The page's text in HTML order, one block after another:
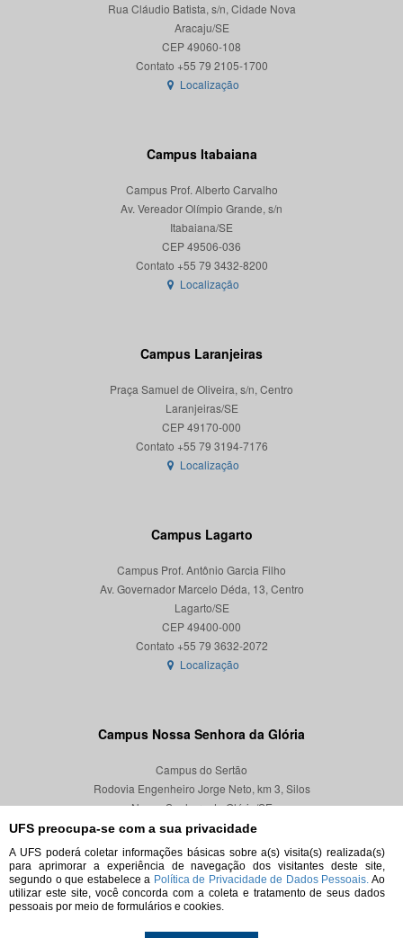
UFS preocupa-se com a sua privacidade
A UFS poderá coletar informações básicas sobre a(s) visita(s) realizada(s)
para aprimorar a experiência de navegação dos visitantes deste site,
segundo o que estabelece a Política de Privacidade de Dados Pessoais. Ao
utilizar este site, você concorda com a coleta e tratamento de seus dados
pessoais por meio de formulários e cookies.
Rua Cláudio Batista, s/n, Cidade Nova
Aracaju/SE
CEP 49060-108
Localização
Campus Itabaiana
Campus Prof. Alberto Carvalho
Av. Vereador Olímpio Grande, s/n
Itabaiana/SE
CEP 49506-036
Localização
Campus Laranjeiras
Praça Samuel de Oliveira, s/n, Centro
Laranjeiras/SE
CEP 49170-000
Localização
Campus Lagarto
Campus Prof. Antônio Garcia Filho
Av. Governador Marcelo Déda, 13, Centro
Lagarto/SE
CEP 49400-000
Localização
Campus Nossa Senhora da Glória
Campus do Sertão
Rodovia Engenheiro Jorge Neto, km 3, Silos
Nossa Senhora da Glória/SE
CEP 49680-000
Localização